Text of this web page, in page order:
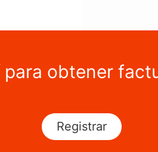
para obtener
Registrar